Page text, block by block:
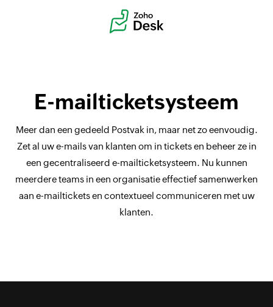
E-mailticketsysteem
Meer dan een gedeeld Postvak in, maar net zo eenvoudig.
Zet al uw e-mails van klanten om in tickets en beheer ze in
een gecentraliseerd e-mailticketsysteem. Nu kunnen
meerdere teams in een organisatie effectief samenwerken
aan e-mailtickets en contextueel communiceren met uw
klanten.